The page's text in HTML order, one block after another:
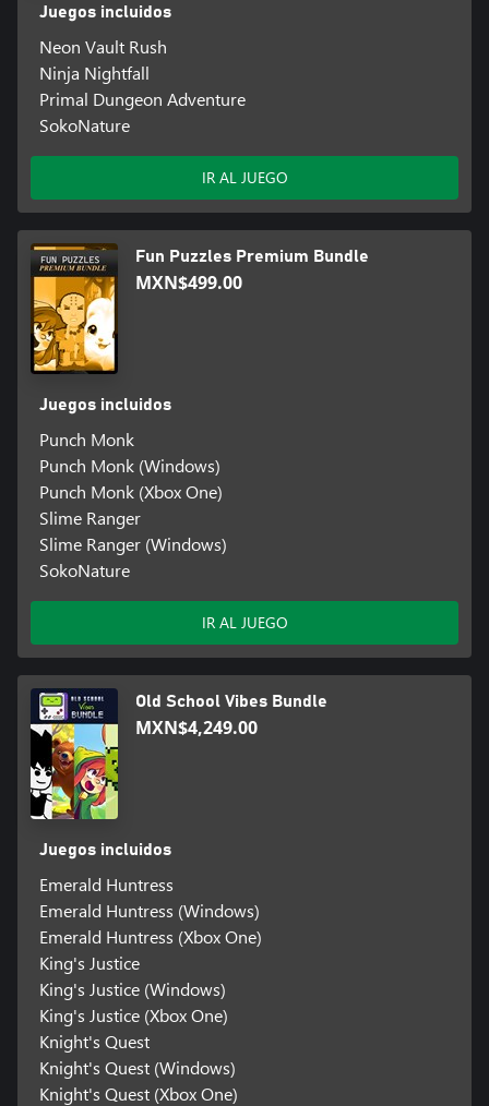
Juegos incluidos
Neon Vault Rush
Ninja Nightfall
Primal Dungeon Adventure
SokoNature
IR AL JUEGO
Fun Puzzles Premium Bundle
MXN$499.00
Juegos incluidos
Punch Monk
Punch Monk (Windows)
Punch Monk (Xbox One)
Slime Ranger
Slime Ranger (Windows)
SokoNature
IR AL JUEGO
Old School Vibes Bundle
MXN$4,249.00
Juegos incluidos
Emerald Huntress
Emerald Huntress (Windows)
Emerald Huntress (Xbox One)
King's Justice
King's Justice (Windows)
King's Justice (Xbox One)
Knight's Quest
Knight's Quest (Windows)
Knight's Quest (Xbox One)